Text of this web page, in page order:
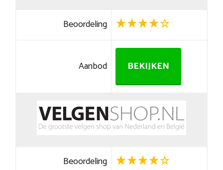
Beoordeling
Aanbod BEKIJKEN
Beoordeling